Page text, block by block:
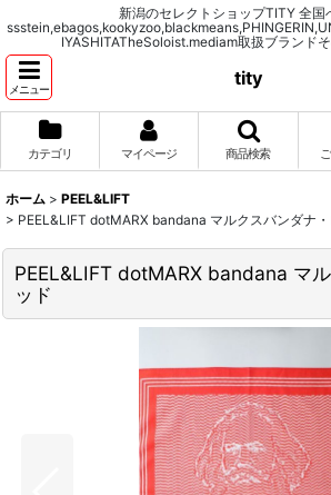
新潟のセレクトショップTITY 全国
IYASHITATheSoloist.mediam取扱ブランド
メニュー
tity
カテゴリ マイページ 商品検索
ホーム > PEEL&LIFT
> PEEL&LIFT dotMARX bandana マルクスバンダナ
PEEL&LIFT dotMARX bandana マ
ッド